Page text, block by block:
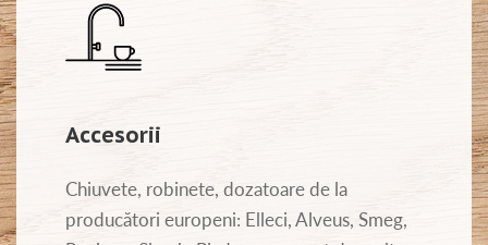
Accesorii
Chiuvete, robinete, dozatoare de la
producători europeni: Elleci, Alveus, Smeg,